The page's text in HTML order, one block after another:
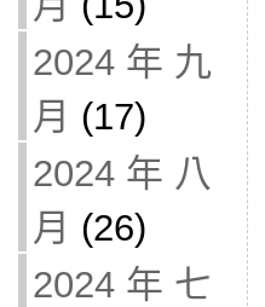
2024 年 九
月 (17)
2024 年 八
月 (26)
2024 年 七